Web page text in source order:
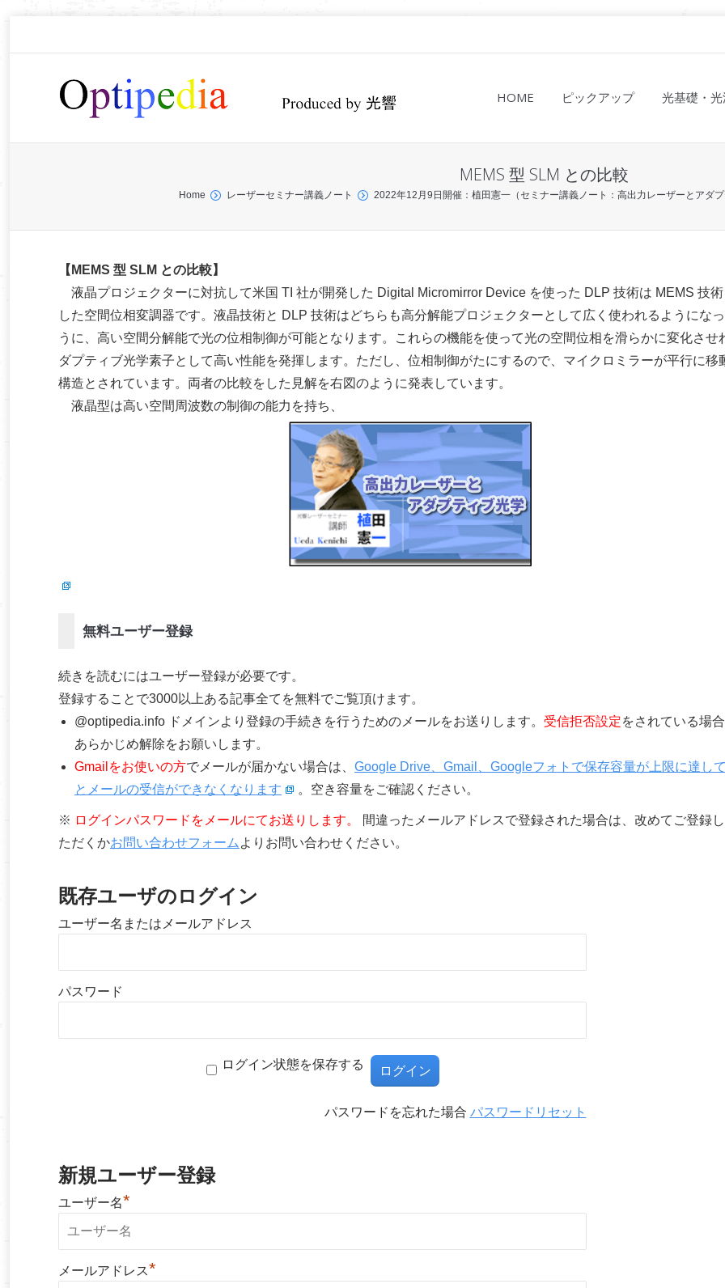
HOME ピックアップ 光基礎・
MEMS 型 SLM との比較
Home レーザーセミナー講義ノート 2022年12月9日開催：植田憲一（セミナー講義ノート：高出力レーザーとアダ
【MEMS 型 SLM との比較】
液晶プロジェクターに対抗して米国 TI 社が開発した Digital Micromirror Device を使った DLP 技術は MEMS 技
した空間位相変調器です。液晶技術と DLP 技術はどちらも高分解能プロジェクターとして広く使われるようにな
うに、高い空間分解能で光の位相制御が可能となります。これらの機能を使って光の空間位相を滑らかに変化させ
ダプティブ光学素子として高い性能を発揮します。ただし、位相制御がたにするので、マイクロミラーが平行に移
構造とされています。両者の比較をした見解を右図のように発表しています。
液晶型は高い空間周波数の制御の能力を持ち、
無料ユーザー登録
続きを読むにはユーザー登録が必要です。
登録することで3000以上ある記事全てを無料でご覧頂けます。
@optipedia.info ドメインより登録の手続きを行うためのメールをお送りします。 受信拒否設定をされている場
あらかじめ解除をお願いします。
Gmailをお使いの方でメールが届かない場合は、 Google Drive、Gmail、Googleフォトで保存容量が上限に達し
とメールの受信ができなくなります
。空き容量をご確認ください。
※ ログインパスワードをメールにてお送りします。
間違ったメールアドレスで登録された場合は、改めてご登録
ただくかお問い合わせフォーム よりお問い合わせください。
既存ユーザのログイン
ユーザー名またはメールアドレス
パスワード
ログイン状態を保存する
パスワードを忘れた場合 パスワードリセット
新規ユーザー登録
ユーザー名*
メールアドレス*